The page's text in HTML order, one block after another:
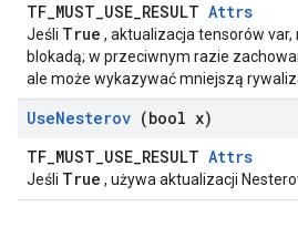
TF_MUST_USE_RESULT Attrs
Jeśli True , aktualizacja tensorów var,
blokadą; w przeciwnym razie
ale może wykazywać mniejszą
UseNesterov (bool x)
TF_MUST_USE_RESULT Attrs
Jeśli True , używa aktualizacji